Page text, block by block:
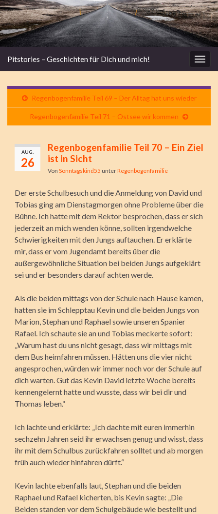
Pitstories – Geschichten für Dich und mich!
Regenbogenfamilie Teil 69 – Der Alltag hat uns wieder
Regenbogenfamilie Teil 71 – Ostsee wir kommen
AUG.
26
Regenbogenfamilie Teil 70 – Ein Ziel
ist in Sicht
Von Sonntagskind55 unterRegenbogenfamilie
Der erste Schulbesuch und die Anmeldung von David und
Tobias ging am Dienstagmorgen ohne Probleme über die
Bühne. Ich hatte mit dem Rektor besprochen, dass er sich
jederzeit an mich wenden könne, sollten irgendwelche
Schwierigkeiten mit den Jungs auftauchen. Er erklärte
mir, dass er vom Jugendamt bereits über die
außergewöhnliche Situation bei beiden Jungs aufgeklärt
sei und er besonders darauf achten werde.
Als die beiden mittags von der Schule nach Hause kamen,
hatten sie im Schlepptau Kevin und die beiden Jungs von
Marion, Stephan und Raphael sowie unseren Spanier
Rafael. Ich schaute sie an und Tobias meckerte sofort:
„Warum hast du uns nicht gesagt, dass wir mittags mit
dem Bus heimfahren müssen. Hätten uns die vier nicht
angesprochen, würden wir immer noch vor der Schule auf
dich warten. Gut das Kevin David letzte Woche bereits
kennengelernt hatte und wusste, dass wir bei dir und
Thomas leben.“
Ich lachte und erklärte: „Ich dachte mit euren immerhin
sechzehn Jahren seid ihr erwachsen genug und wisst, dass
ihr mit dem Schulbus zurückfahren solltet und ab morgen
früh auch wieder hinfahren dürft.“
Kevin lachte ebenfalls laut, Stephan und die beiden
Raphael und Rafael kicherten, bis Kevin sagte: „Die
Beiden standen vor dem Schulgebäude wie bestellt und